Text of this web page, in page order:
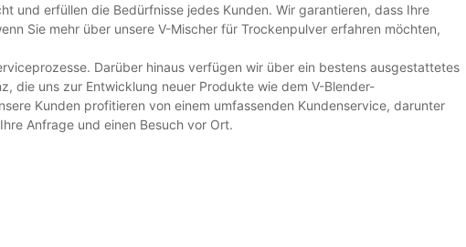
und erfüllen die Bedürfnisse jedes Kunden. Wir garantieren, dass Ihre
Sie mehr über unsere V-Mischer für Trockenpulver erfahren möchten,
Darüber hinaus verfügen wir über ein bestens ausgestattetes
die uns zur Entwicklung neuer Produkte wie dem V-Blender-
Kunden profitieren von einem umfassenden Kundenservice, darunter
Anfrage und einen Besuch vor Ort.